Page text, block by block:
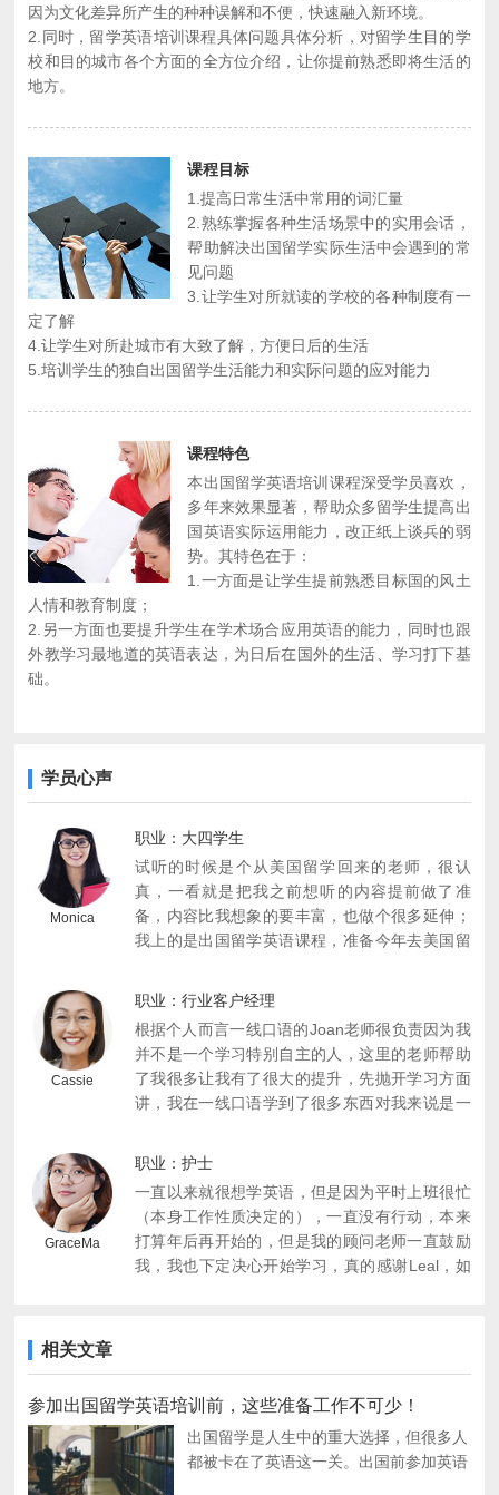
因为文化差异所产生的种种误解和不便，快速融入新环境。
2.同时，留学英语培训课程具体问题具体分析，对留学生目的学
校和目的城市各个方面的全方位介绍，让你提前熟悉即将生活的
地方。
课程目标
1.提高日常生活中常用的词汇量
2.熟练掌握各种生活场景中的实用会话，
帮助解决出国留学实际生活中会遇到的常
见问题
3.让学生对所就读的学校的各种制度有一
定了解
4.让学生对所赴城市有大致了解，方便日后的生活
5.培训学生的独自出国留学生活能力和实际问题的应对能力
课程特色
本出国留学英语培训课程深受学员喜欢，
多年来效果显著，帮助众多留学生提高出
国英语实际运用能力，改正纸上谈兵的弱
势。其特色在于：
1.一方面是让学生提前熟悉目标国的风土
人情和教育制度；
2.另一方面也要提升学生在学术场合应用英语的能力，同时也跟
外教学习最地道的英语表达，为日后在国外的生活、学习打下基
础。
学员心声
Monica
职业：大四学生
试听的时候是个从美国留学回来的老师，很认
真，一看就是把我之前想听的内容提前做了准
备，内容比我想象的要丰富，也做个很多延伸；
我上的是出国留学英语课程，准备今年去美国留
来做引导，个人觉得挺人性化的，所以就报名
了，后期还有个课程顾问老师全程跟踪我学习，
给我制定了学习计划以及分析了我目前问题和解
决方式，反正目前觉得对我学习上帮助挺大的，
平时他们如果有外教做视频直播是关于出国留学
方面的话题的，还会特意发微信通知我，我是挺
属感，现在课程上了快60节课，目前感觉很好。
Cassie
职业：行业客户经理
根据个人而言一线口语的Joan老师很负责因为我
并不是一个学习特别自主的人，这里的老师帮助
了我很多让我有了很大的提升，先抛开学习方面
讲，我在一线口语学到了很多东西对我来说是一
段时间，自己要出国留学，在这边学了半年了，
感觉自己更加有信心。
GraceMa
职业：护士
一直以来就很想学英语，但是因为平时上班很忙
（本身工作性质决定的），一直没有行动，本来
打算年后再开始的，但是我的顾问老师一直鼓励
我，我也下定决心开始学习，真的感谢Leal，如
了一种习惯。希望自己明年能够在英语上有突
破，2018年前实现自己的出国留学梦，加油！
相关文章
参加出国留学英语培训前，这些准备工作不可少！
出国留学是人生中的重大选择，但很多人
都被卡在了英语这一关。出国前参加英语